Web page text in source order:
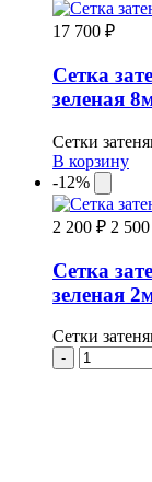
17 700 ₽
Сетка
зеленая
Сетки
В корзину
-12%
2 200 ₽ 2
Сетка
зеленая
Сетки
-